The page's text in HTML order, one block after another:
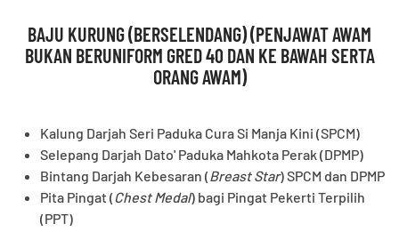
BAJU KURUNG (BERSELENDANG) (PENJAWAT AWAM
BUKAN BERUNIFORM GRED 40 DAN KE BAWAH SERTA
ORANG AWAM)
Kalung Darjah Seri Paduka Cura Si Manja Kini (SPCM)
Selepang Darjah Dato' Paduka Mahkota Perak (DPMP)
Bintang Darjah Kebesaran (Breast Star) SPCM dan DPMP
Pita Pingat (Chest Medal) bagi Pingat Pekerti Terpilih
(PPT)